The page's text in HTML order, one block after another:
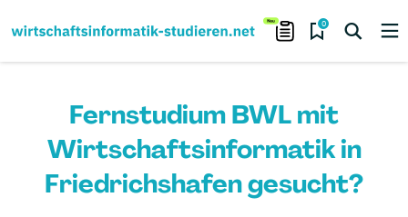
0
Fernstudium BWL mit
Wirtschaftsinformatik in
Friedrichshafen gesucht?